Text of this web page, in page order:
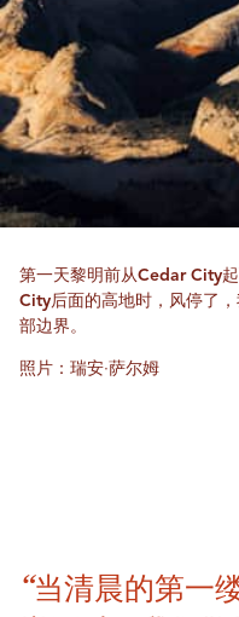
第一天黎明前从Cedar City
City后面的高地时，风停了
部边界。
照片：瑞安·萨尔姆
“当清晨的第一